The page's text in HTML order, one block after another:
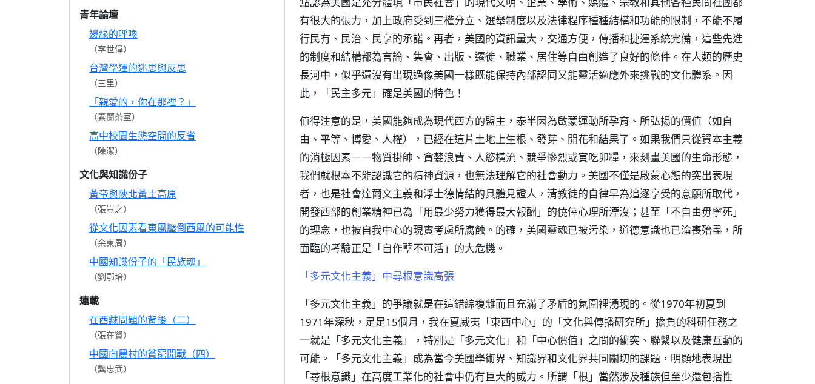
青年論壇
邊緣的呼喚
（李世偉）
台灣學運的迷思與反思
（三里）
「親愛的，你在那裡？」
（素蘭茶室）
高中校園生態空間的反省
（陳潔）
文化與知識份子
黃帝與陝北黃土高原
（張豈之）
從文化因素看東風壓倒西風的可能性
（余東周）
中國知識份子的「民族魂」
（劉鄂培）
連載
在西藏問題的背後（二）
（張在賢）
中國向農村的貧窮開戰（四）
（龔忠武）
有很大的張力，加上政府受到三權分立、選舉制度以及法律程序種種結構和功能的限制，不能不履
行民有、民治、民享的承諾。再者，美國的資訊量大，交通方便，傳播和捷運系統完備，這些先進
的制度和結構都為言論、集會、出版、遷徙、職業、居住等自由創造了良好的條件。在人類的歷史
長河中，似乎還沒有出現過像美國一樣既能保持內部認同又能靈活適應外來挑戰的文化體系。因
此，「民主多元」確是美國的特色！
值得注意的是，美國能夠成為現代西方的盟主，泰半因為啟蒙運動所孕育、所弘揚的價值（如自
由、平等、博愛、人權），已經在這片土地上生根、發芽、開花和結果了。如果我們只從資本主義
的消極因素－－物質掛帥、貪婪浪費、人慾橫流、競爭慘烈或寅吃卯糧，來刻畫美國的生命形態，
我們就根本不能認識它的精神資源，也無法理解它的社會動力。美國不僅是啟蒙心態的突出表現
者，也是社會達爾文主義和浮士德情結的具體見證人，清教徒的自律早為追逐享受的意願所取代，
開發西部的創業精神已為「用最少努力獲得最大報酬」的僥倖心理所湮沒；甚至「不自由毋寧死」
的理念，也被自我中心的現實考慮所腐蝕。的確，美國靈魂已被污染，道德意識也已淪喪殆盡，所
面臨的考驗正是「自作孽不可活」的大危機。
「多元文化主義」中尋根意識高張
「多元文化主義」的爭議就是在這錯綜複雜而且充滿了矛盾的氛圍裡湧現的。從1970年初夏到
1971年深秋，足足15個月，我在夏威夷「東西中心」的「文化與傳播研究所」擔負的科研任務之
一就是「多元文化主義」，特別是「多元文化」和「中心價值」之間的衝突、聯繫以及健康互動的
可能。「多元文化主義」成為當今美國學術界、知識界和文化界共同關切的課題，明顯地表現出
「尋根意識」在高度工業化的社會中仍有巨大的威力。所謂「根」當然涉及種族但至少還包括性